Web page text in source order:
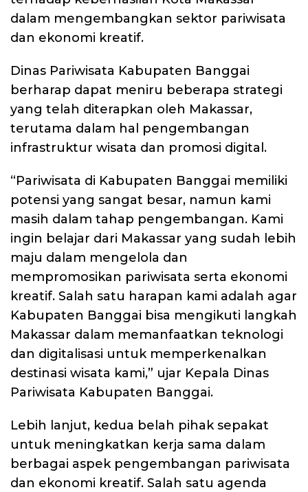
dalam mengembangkan sektor pariwisata
dan ekonomi kreatif.
Dinas Pariwisata Kabupaten Banggai
berharap dapat meniru beberapa strategi
yang telah diterapkan oleh Makassar,
terutama dalam hal pengembangan
infrastruktur wisata dan promosi digital.
“Pariwisata di Kabupaten Banggai memiliki
potensi yang sangat besar, namun kami
masih dalam tahap pengembangan. Kami
ingin belajar dari Makassar yang sudah lebih
maju dalam mengelola dan
mempromosikan pariwisata serta ekonomi
kreatif. Salah satu harapan kami adalah agar
Kabupaten Banggai bisa mengikuti langkah
Makassar dalam memanfaatkan teknologi
dan digitalisasi untuk memperkenalkan
destinasi wisata kami,” ujar Kepala Dinas
Pariwisata Kabupaten Banggai.
Lebih lanjut, kedua belah pihak sepakat
untuk meningkatkan kerja sama dalam
berbagai aspek pengembangan pariwisata
dan ekonomi kreatif. Salah satu agenda